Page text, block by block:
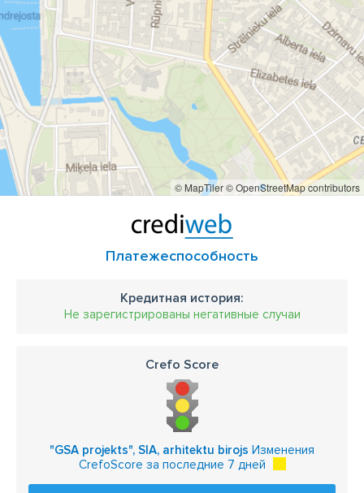
© MapTiler© OpenStreetMap contributors
Платежеспособность
Кредитная история:
Не зарегистрированы негативные случаи
Crefo Score
"GSA projekts", SIA, arhitektu birojs Изменения
CrefoScore за последние 7 дней